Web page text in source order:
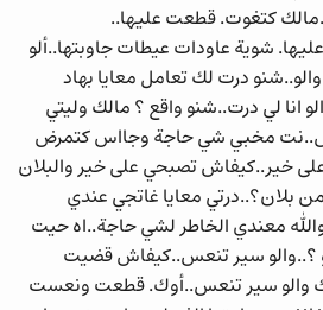
كتغوت. قطعت عليها..
شوية عاودات عيطات جاوبتها..ألو
درت لك تعامل معايا بهاد
انا لي درت..شنو واقع ؟ مالك وليتي
مخبي شي حاجة وجااس كتمرض
خير..كيفاش تصبحي على خير والبلان
بلان؟..درتي معايا غاتجي عندي
معندي الخاطر لشي حاجة..اه حيت
سير تنعس..كيفاش قضيت
والو سير تنعس..أوك. قطعت ونعست